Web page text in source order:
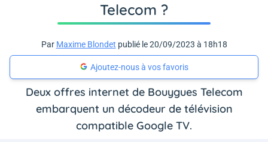
Telecom ?
Par Maxime Blondet publié le 20/09/2023 à 18h18
Ajoutez-nous à vos favoris
Deux offres internet de Bouygues Telecom
embarquent un décodeur de télévision
compatible Google TV.